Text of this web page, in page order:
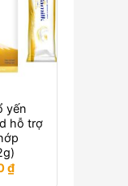
yến
hỗ trợ
₫